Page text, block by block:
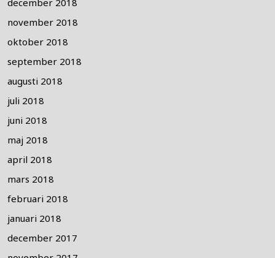
december 2018
november 2018
oktober 2018
september 2018
augusti 2018
juli 2018
juni 2018
maj 2018
april 2018
mars 2018
februari 2018
januari 2018
december 2017